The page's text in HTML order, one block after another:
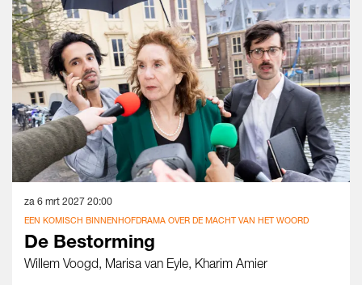
De Bestorming
Willem Voogd, Marisa van Eyle, Kharim Amier
EEN KOMISCH BINNENHOFDRAMA OVER DE MACHT VAN HET WOORD
za 6 mrt 2027 20:00